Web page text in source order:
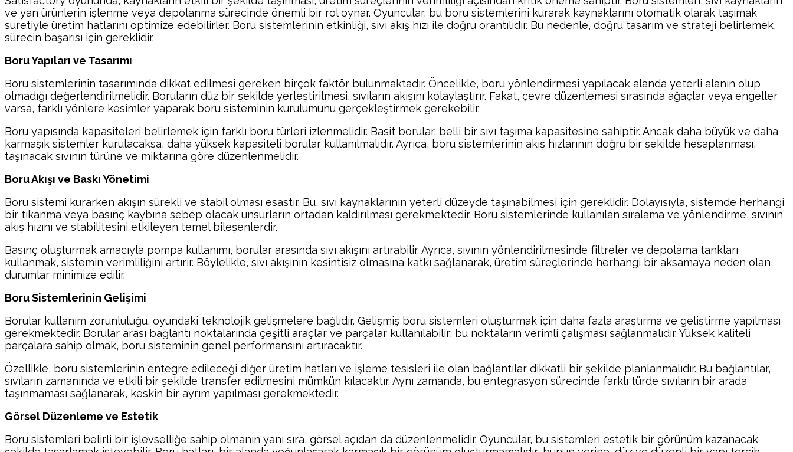
ve yan ürünlerin işlenme veya depolanma sürecinde önemli bir rol oynar. Oyuncular, bu boru sistemlerini kurarak kaynaklarını otomatik olarak taşımak
suretiyle üretim hatlarını optimize edebilirler. Boru sistemlerinin etkinliği, sıvı akış hızı ile doğru orantılıdır. Bu nedenle, doğru tasarım ve strateji belirlemek,
sürecin başarısı için gereklidir.
Boru Yapıları ve Tasarımı
Boru sistemlerinin tasarımında dikkat edilmesi gereken birçok faktör bulunmaktadır. Öncelikle, boru yönlendirmesi yapılacak alanda yeterli alanın olup
olmadığı değerlendirilmelidir. Boruların düz bir şekilde yerleştirilmesi, sıvıların akışını kolaylaştırır. Fakat, çevre düzenlemesi sırasında ağaçlar veya engeller
varsa, farklı yönlere kesimler yaparak boru sisteminin kurulumunu gerçekleştirmek gerekebilir.
Boru yapısında kapasiteleri belirlemek için farklı boru türleri izlenmelidir. Basit borular, belli bir sıvı taşıma kapasitesine sahiptir. Ancak daha büyük ve daha
karmaşık sistemler kurulacaksa, daha yüksek kapasiteli borular kullanılmalıdır. Ayrıca, boru sistemlerinin akış hızlarının doğru bir şekilde hesaplanması,
taşınacak sıvının türüne ve miktarına göre düzenlenmelidir.
Boru Akışı ve Baskı Yönetimi
Boru sistemi kurarken akışın sürekli ve stabil olması esastır. Bu, sıvı kaynaklarının yeterli düzeyde taşınabilmesi için gereklidir. Dolayısıyla, sistemde herhangi
bir tıkanma veya basınç kaybına sebep olacak unsurların ortadan kaldırılması gerekmektedir. Boru sistemlerinde kullanılan sıralama ve yönlendirme, sıvının
akış hızını ve stabilitesini etkileyen temel bileşenlerdir.
Basınç oluşturmak amacıyla pompa kullanımı, borular arasında sıvı akışını artırabilir. Ayrıca, sıvının yönlendirilmesinde filtreler ve depolama tankları
kullanmak, sistemin verimliliğini artırır. Böylelikle, sıvı akışının kesintisiz olmasına katkı sağlanarak, üretim süreçlerinde herhangi bir aksamaya neden olan
durumlar minimize edilir.
Boru Sistemlerinin Gelişimi
Borular kullanım zorunluluğu, oyundaki teknolojik gelişmelere bağlıdır. Gelişmiş boru sistemleri oluşturmak için daha fazla araştırma ve geliştirme yapılması
gerekmektedir. Borular arası bağlantı noktalarında çeşitli araçlar ve parçalar kullanılabilir; bu noktaların verimli çalışması sağlanmalıdır. Yüksek kaliteli
parçalara sahip olmak, boru sisteminin genel performansını artıracaktır.
Özellikle, boru sistemlerinin entegre edileceği diğer üretim hatları ve işleme tesisleri ile olan bağlantılar dikkatli bir şekilde planlanmalıdır. Bu bağlantılar,
sıvıların zamanında ve etkili bir şekilde transfer edilmesini mümkün kılacaktır. Aynı zamanda, bu entegrasyon sürecinde farklı türde sıvıların bir arada
taşınmaması sağlanarak, keskin bir ayrım yapılması gerekmektedir.
Görsel Düzenleme ve Estetik
Boru sistemleri belirli bir işlevselliğe sahip olmanın yanı sıra, görsel açıdan da düzenlenmelidir. Oyuncular, bu sistemleri estetik bir görünüm kazanacak